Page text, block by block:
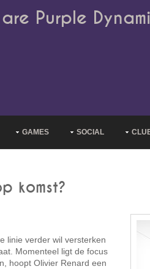
Purple
GAMES SOCIAL
komst?
linie verder wil versterken
Momenteel ligt de focus
hoopt Olivier Renard een